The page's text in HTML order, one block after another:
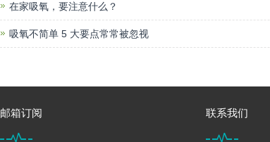
在家吸氧，要注意什么？
吸氧不简单 5 大要点常常被忽视
邮箱订阅 联系我们